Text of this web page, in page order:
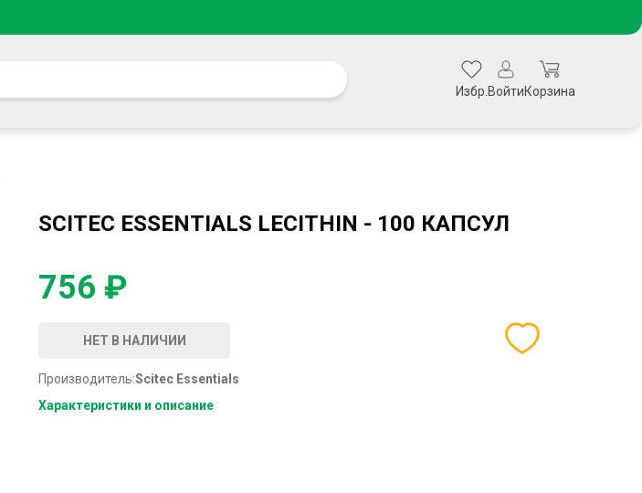
Избр. ВойтиКорзина
SCITEC ESSENTIALS LECITHIN - 100 КАПСУЛ
756 ₽
НЕТ В НАЛИЧИИ
Производитель:Scitec Essentials
Характеристики и описание